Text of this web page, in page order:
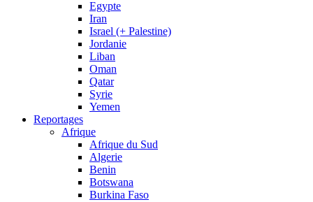
Egypte
Iran
Israel (+ Palestine)
Jordanie
Liban
Oman
Qatar
Syrie
Yemen
Reportages
Afrique
Afrique du Sud
Algerie
Benin
Botswana
Burkina Faso